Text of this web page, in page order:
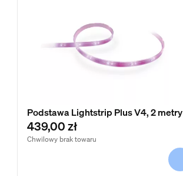
Podstawa Lightstrip Plus V4, 2 metry
439,00 zł
Chwilowy brak towaru